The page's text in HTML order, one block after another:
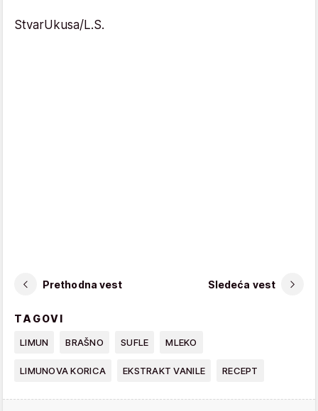
StvarUkusa/L.S.
Prethodna vest Sledeća vest
TAGOVI
LIMUN BRAŠNO SUFLE MLEKO
LIMUNOVA KORICA EKSTRAKT VANILE RECEPT